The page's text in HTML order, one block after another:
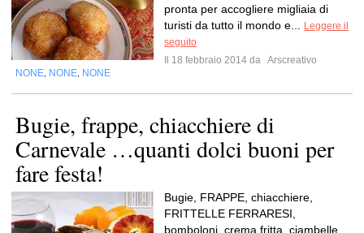
pronta per accogliere migliaia di
turisti da tutto il mondo e...
Leggere il
seguito
Il 18 febbraio 2014 da Arscreativo
NONE NONE NONE
Bugie, frappe, chiacchiere di
Carnevale …quanti dolci buoni per
fare festa!
Bugie, FRAPPE, chiacchiere,
FRITTELLE FERRARESI,
bomboloni, crema fritta, ciambelle